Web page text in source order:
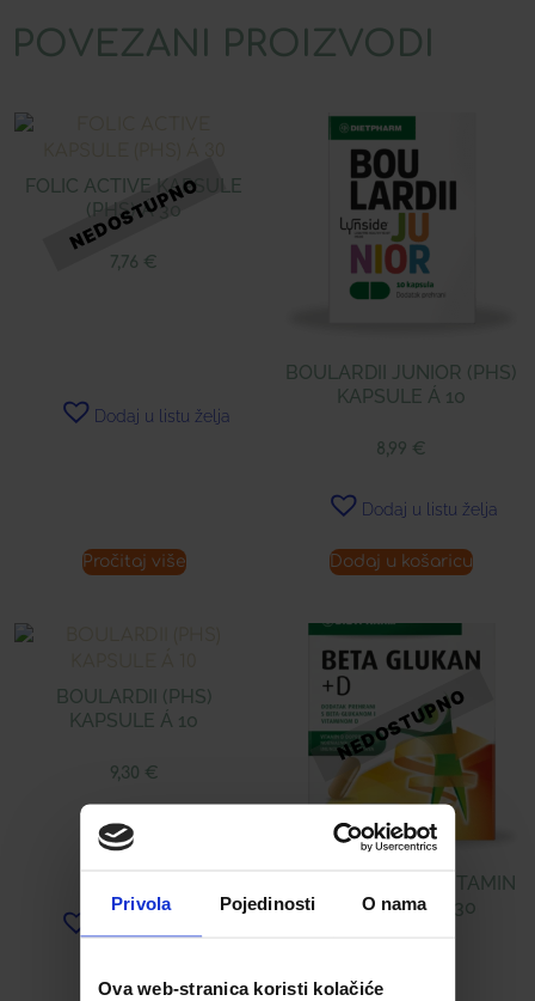
Privola Pojedinosti O nama
Ova web-stranica koristi kolačiće
POVEZANI PROIZVODI
FOLIC ACTIVE KAPSULE
(PHS) Á 30
7,76 €
Dodaj u listu želja
Pročitaj više
BOULARDII JUNIOR (PHS)
KAPSULE Á 10
8,99 €
Dodaj u listu želja
Dodaj u košaricu
BOULARDII (PHS)
KAPSULE Á 10
9,30 €
BETA-GLUKAN + VITAMIN
D KAPSULE Á 30